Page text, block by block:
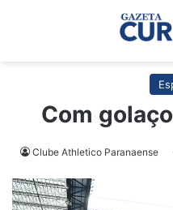
Com
Clube Athletico Paranaense